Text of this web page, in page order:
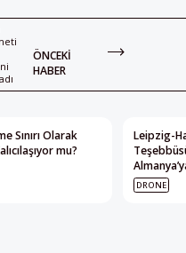
ÖNCEKI
HABER
Sınırı Olarak
mu?
Leipzig-
DRONE